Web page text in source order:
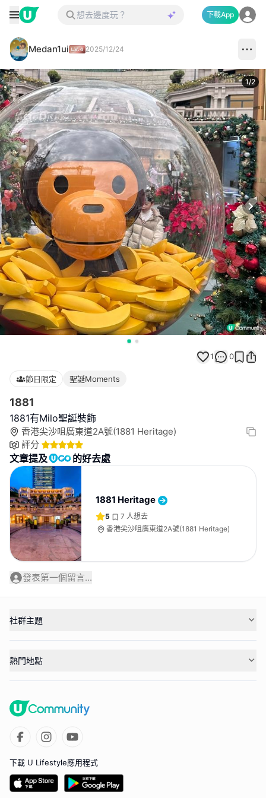
下載App
Medan1ui 2025/12/24
1/2
1 0
節日限定 聖誕Moments
1881
1881有Milo聖誕裝飾
香港尖沙咀廣東道2A號(1881 Heritage)
評分
文章提及 的好去處
1881 Heritage
5 7 人想去
香港尖沙咀廣東道2A號(1881 Heritage)
發表第一個留言...
社群主題
熱門地點
下載 U Lifestyle應用程式